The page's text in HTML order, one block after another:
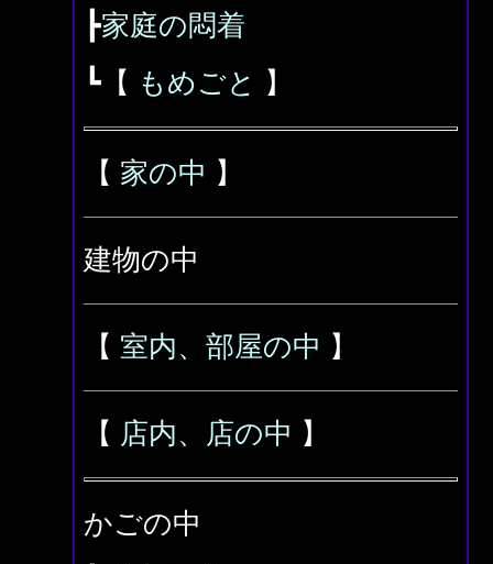
┣家庭の悶着
┗【 もめごと 】
【 家の中 】
建物の中
【 室内、部屋の中 】
【 店内、店の中 】
かごの中